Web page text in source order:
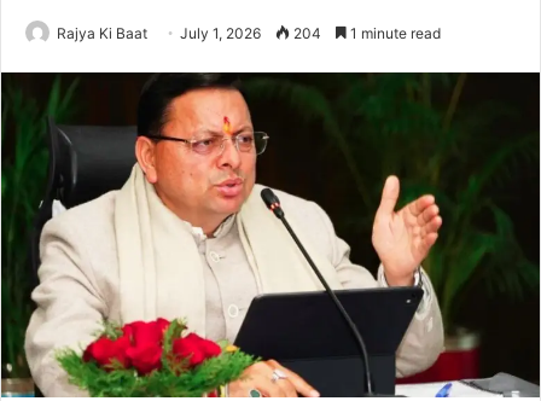
Rajya Ki Baat July 1, 2026 204 1 minute read